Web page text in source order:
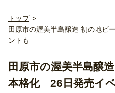
トップ >
田原市の渥美半島醸造 初の地
ントも
田原市の渥美半島醸
本格化 26日発売イ